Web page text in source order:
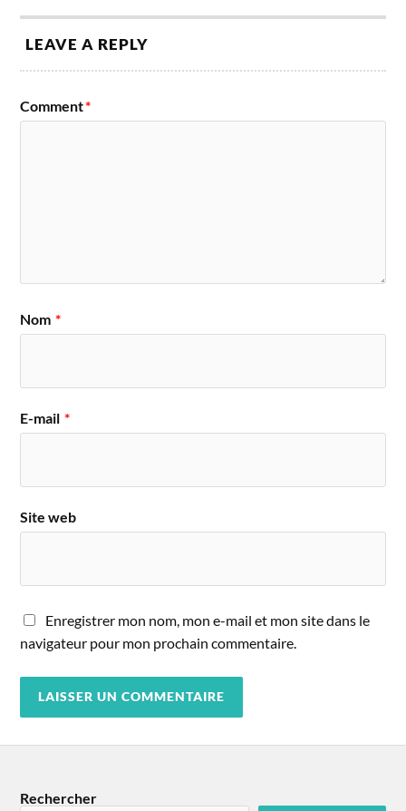
LEAVE A REPLY
Comment*
Nom *
E-mail *
Site web
Enregistrer mon nom, mon e-mail et mon site dans le
navigateur pour mon prochain commentaire.
Rechercher